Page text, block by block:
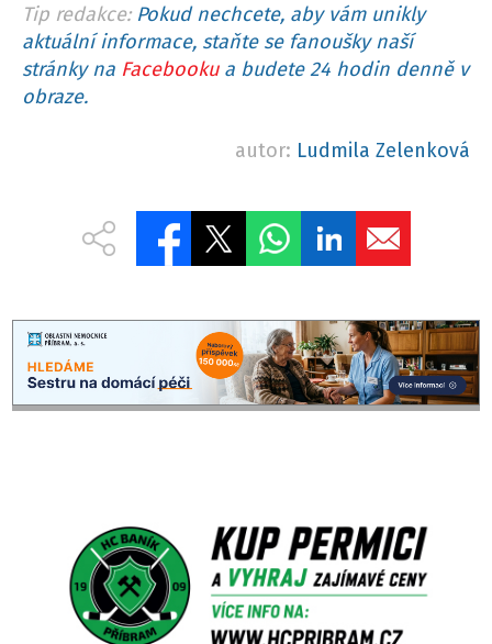
Tip redakce: Pokud nechcete, aby vám unikly
aktuální informace, staňte se fanoušky naší
stránky na Facebookua budete 24 hodin denně v
obraze.
autor: Ludmila Zelenková